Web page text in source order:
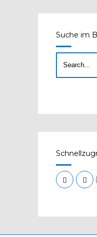
Suche im